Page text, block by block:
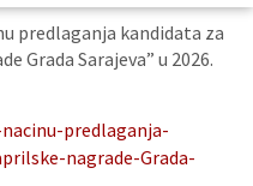
predlaganja kandidata za
Grada Sarajeva” u 2026.
predlaganja-
nagrade-Grada-